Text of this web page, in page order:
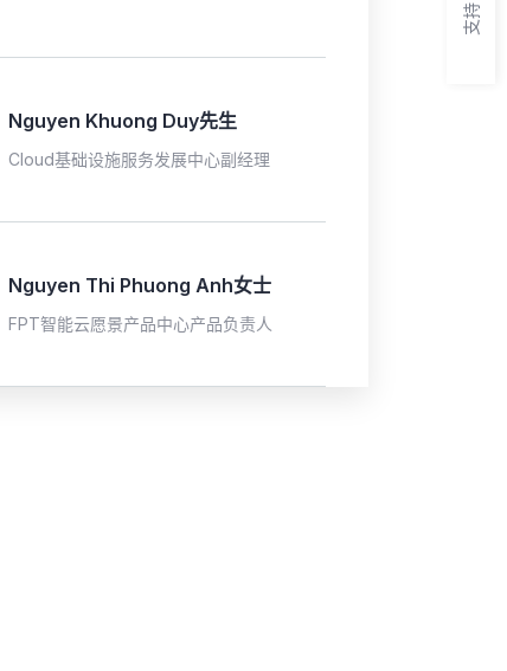
Nguyen Khuong Duy先生
Cloud基础设施服务发展中心副经理
Nguyen Thi Phuong Anh女士
FPT智能云愿景产品中心产品负责人
支持